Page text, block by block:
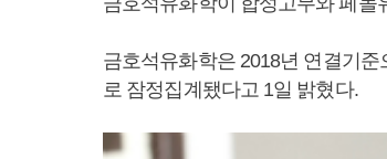
금호석유화학은 2018년 연결기
로 잠정집계됐다고 1일 밝혔다.